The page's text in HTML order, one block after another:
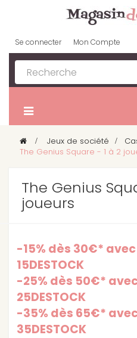
Se connecter Mon Compte
> Jeux de société >
The Genius Square - 1 à 2
The Genius
joueurs
-15% dès 30€*
15DESTOCK
-25% dès 50€*
25DESTOCK
-35% dès 65€*
35DESTOCK